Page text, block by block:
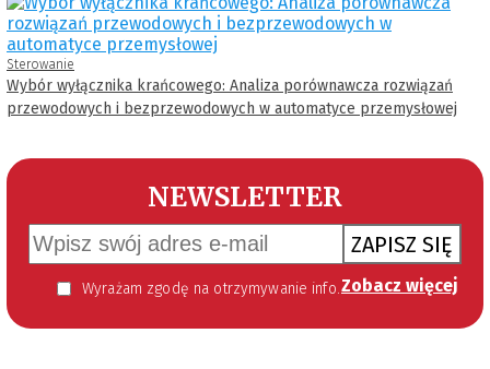
Sterowanie
Wybór wyłącznika krańcowego: Analiza porównawcza rozwiązań
przewodowych i bezprzewodowych w automatyce przemysłowej
NEWSLETTER
ZAPISZ SIĘ
Wyrażam zgodę na otrzymywanie informacji handlowej kierowanej do mnie za pomocą środków komunikacji elektronicznej w szczególności poczty elektronicznej zgodnie z przepisem art. 10 ust 2 ustawy z dnia 18 lipca 2002 roku o świadczeniu usług drogą elektroniczną (Dz. U. 144 z 2002 r. poz. 1204). Zgoda jest dobrowolna, jednak jej wyrażenie jest konieczne, aby otrzymywać newsletter. Zobacz więcej